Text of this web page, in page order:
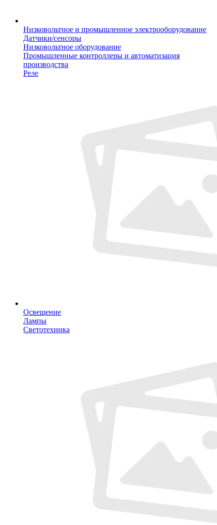
Низковольтное и промышленное электрооборудование
Датчики/сенсоры
Низковольтное оборудование
Промышленные контроллеры и автоматизация
производства
Реле
Освещение
Лампы
Светотехника